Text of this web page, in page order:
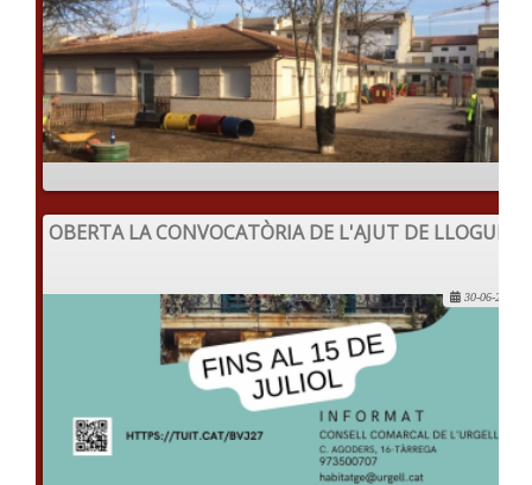
OBERTA LA CONVOCATÒRIA DE L'AJUT DE LLOGUER
30-06-2022